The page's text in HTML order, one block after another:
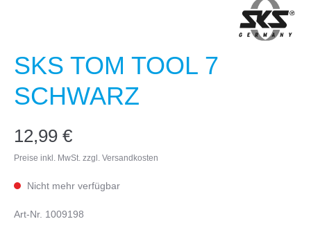
SKS TOM TOOL 7
SCHWARZ
12,99 €
Preise inkl. MwSt. zzgl. Versandkosten
Nicht mehr verfügbar
Art-Nr. 1009198